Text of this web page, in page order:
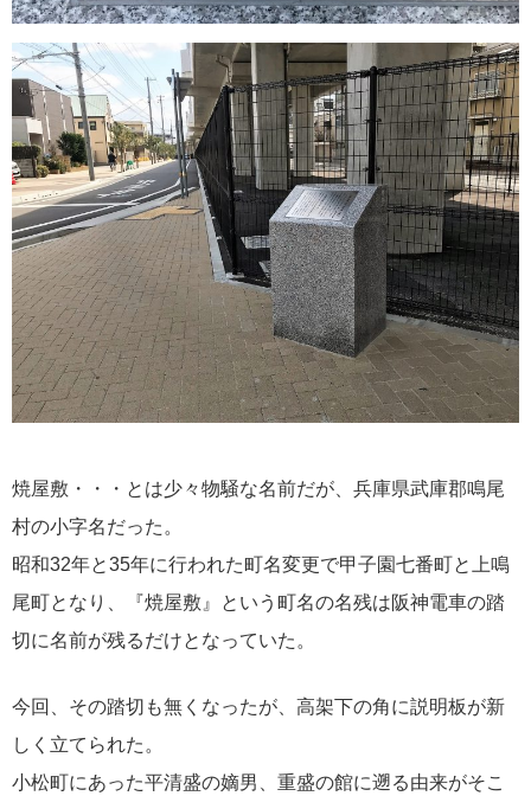
焼屋敷・・・とは少々物騒な名前だが、兵庫県武庫郡鳴尾
村の小字名だった。
昭和32年と35年に行われた町名変更で甲子園七番町と上鳴
尾町となり、『焼屋敷』という町名の名残は阪神電車の踏
切に名前が残るだけとなっていた。
今回、その踏切も無くなったが、高架下の角に説明板が新
しく立てられた。
小松町にあった平清盛の嫡男、重盛の館に遡る由来がそこ